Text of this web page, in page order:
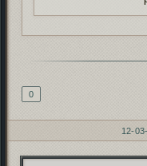
0
12-